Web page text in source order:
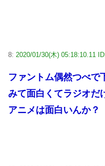
8: 2020/01/30(木) 05:18:10.11
ファントム偶然つべで
みて面白くてラジオだ
アニメは面白いんか？